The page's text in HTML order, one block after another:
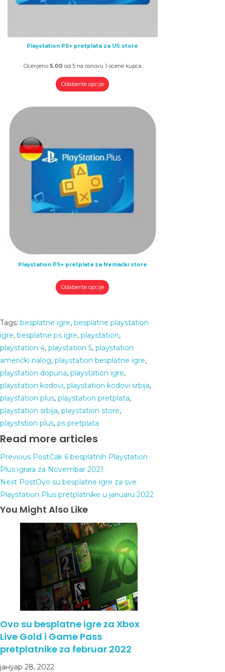
Playstation PS+ pretplata za US store
Ocenjeno 5.00 od 5 na osnovu 1 ocene kupca
Odaberite opcije
Playstation PS+ pretplata za Nemački store
Odaberite opcije
Tags: besplatne igre, besplatne playstation
igre, besplatne ps igre, playstation,
playstation 4, playstation 5, playstation
američki nalog, playstation besplatne igre,
playstation dopuna, playstation igre,
playstation kodovi, playstation kodovi srbija,
playstation plus, playstation pretplata,
playstation srbija, playstation store,
playststion plus, ps pretplata
Read more articles
Previous PostČak 6 besplatnih Playstation
Plus igrara za Novembar 2021
Next PostOvo su besplatne igre za sve
Playstation Plus pretplatnike u januaru 2022
You Might Also Like
Ovo su besplatne igre za Xbox
Live Gold i Game Pass
pretplatnike za februar 2022
јануар 28, 2022